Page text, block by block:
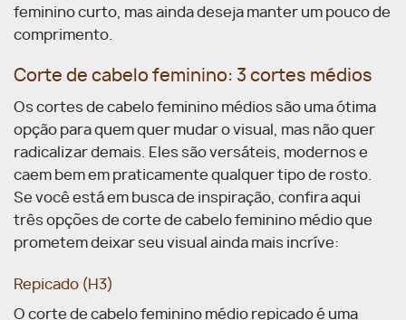
feminino curto, mas ainda deseja manter um pouco de
comprimento.
Corte de cabelo feminino: 3 cortes médios
Os cortes de cabelo feminino médios são uma ótima
opção para quem quer mudar o visual, mas não quer
radicalizar demais. Eles são versáteis, modernos e
caem bem em praticamente qualquer tipo de rosto.
Se você está em busca de inspiração, confira aqui
três opções de corte de cabelo feminino médio que
prometem deixar seu visual ainda mais incríve:
Repicado (H3)
O corte de cabelo feminino médio repicado é uma